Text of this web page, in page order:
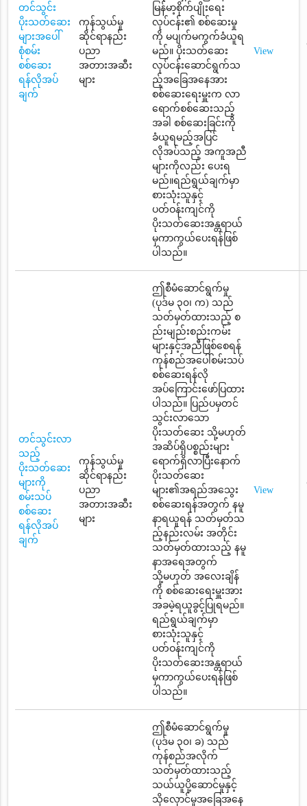
တင်သွင်း
ပိုးသတ်ဆေး
များအပေါ်
စုံစမ်း
စစ်ဆေး
ရန်လိုအပ်
ချက်
ကုန်သွယ်မှု
ဆိုင်ရာနည်း
ပညာ
အတားအဆီး
များ
မြန်မာ့စိုက်ပျိုးရေး
လုပ်ငန်း၏ စစ်ဆေးမှု
ကို မပျက်မကွက်ခံယူရ
မည်။ ပိုးသတ်ဆေး
လုပ်ငန်းဆောင်ရွက်သ
ည့်အခြေအနေအား
စစ်ဆေးရေးမှူးက လာ
ရောက်စစ်ဆေးသည့်
အခါ စစ်ဆေးခြင်းကို
ခံယူရမည့်အပြင်
လိုအပ်သည့် အကူအညီ
များကိုလည်း ပေးရ
မည်။ရည်ရွယ်ချက်မှာ
စားသုံးသူနှင့်
ပတ်ဝန်းကျင်ကို
ပိုးသတ်ဆေးအန္တရာယ်
မှကာကွယ်ပေးရန်ဖြစ်
ပါသည်။
View
တင်သွင်းလာ
သည့်
ပိုးသတ်ဆေး
များကို
စမ်းသပ်
စစ်ဆေး
ရန်လိုအပ်
ချက်
ကုန်သွယ်မှု
ဆိုင်ရာနည်း
ပညာ
အတားအဆီး
များ
ဤစီမံဆောင်ရွက်မှု
(ပုဒ်မ ၃၀၊ က) သည်
သတ်မှတ်ထားသည့် စ
ည်းမျည်းစည်းကမ်း
များနှင့်အညီဖြစ်စေရန်
ကုန်စည်အပေါ်စမ်းသပ်
စစ်ဆေးရန်လို
အပ်ကြောင်းဖော်ပြထား
ပါသည်။ ပြည်ပမှတင်
သွင်းလာသော
ပိုးသတ်ဆေး သို့မဟုတ်
အဆိပ်ရှိပစ္စည်းများ
ရောက်ရှိလာပြီးနောက်
ပိုးသတ်ဆေး
များ၏အရည်အသွေး
စစ်ဆေးရန်အတွက် နမူ
နာရယူရန် သတ်မှတ်သ
ည့်နည်းလမ်း အတိုင်း
သတ်မှတ်ထားသည့် နမူ
နာအရေအတွက်
သို့မဟုတ် အလေးချိန်
ကို စစ်ဆေးရေးမှူးအား
အခမဲ့ရယူခွင့်ပြုရမည်။
ရည်ရွယ်ချက်မှာ
စားသုံးသူနှင့်
ပတ်ဝန်းကျင်ကို
ပိုးသတ်ဆေးအန္တရာယ်
မှကာကွယ်ပေးရန်ဖြစ်
ပါသည်။
View
ဤစီမံဆောင်ရွက်မှု
(ပုဒ်မ ၃၀၊ ခ) သည်
ကုန်စည်အလိုက်
သတ်မှတ်ထားသည့်
သယ်ယူပို့ဆောင်မှုနှင့်
သိုလှောင်မှုအခြေအနေ